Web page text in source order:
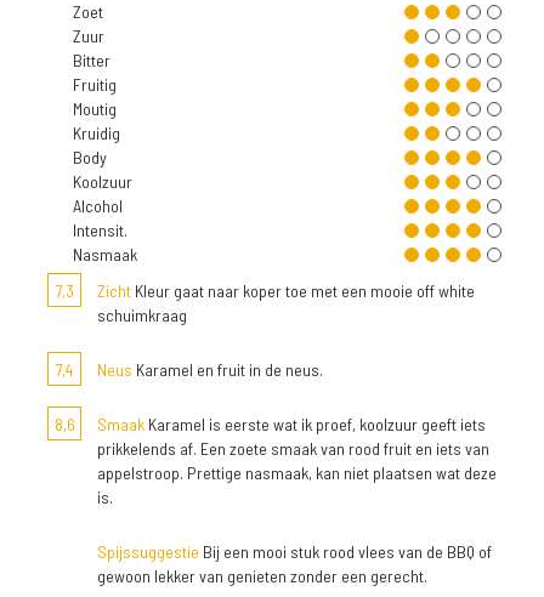
Zoet
Zuur
Bitter
Fruitig
Moutig
Kruidig
Body
Koolzuur
Alcohol
Intensit.
Nasmaak
7,3
Zicht Kleur gaat naar koper toe met een mooie off white
schuimkraag
7,4 Neus Karamel en fruit in de neus.
8,6 Smaak Karamel is eerste wat ik proef, koolzuur geeft iets
prikkelends af. Een zoete smaak van rood fruit en iets van
appelstroop. Prettige nasmaak, kan niet plaatsen wat deze
is.
Spijssuggestie Bij een mooi stuk rood vlees van de BBQ of
gewoon lekker van genieten zonder een gerecht.